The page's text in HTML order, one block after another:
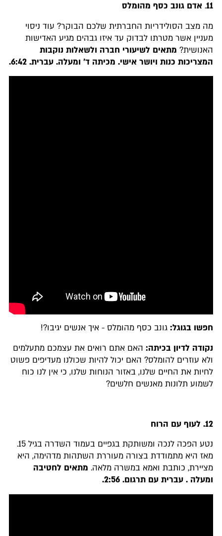
11
. אדם גונב כסף מהומלס
מה מצב הסולידריות החברתית שלכם הבוקר? עוד ניסוי
מעניין אשר מטרתו לבדוק עד איזו גבהים מגיע האדישות
האנושית? מתאים לשיעורי חברה ולשאלות נוקבות
המצריכות כנות ויושר אישי. מכיתה ד' ומעלה. עברית.
6:42.
חפשו בגוגל: גונב כסף מהומלס - איך אנשים יגיבו?!
נקודה לדיון בכיתה: האם אתם רואים את עצמכם מתעלמים
ולא עוזרים להומלס? האם יכול להיות שכולנו מעדיפים פשוט
לחיות את החיים שלנו, באזור הנוחות שלנו, כי אין לנו כוח
לשמוע תלונות מאנשים חלשים?
12. לעוף עם הרוח
נטע הפכה לנכה ומשותקת בגפיים בעמוד השדרה בגיל 15.
מאז היא מתמודדת בצורה מעוררת השתהות מדהימה, היא
מציירת, כותבת ואמא במשרה מלאה. מתאים לחטיבה
ומעלה . עברית עם תרגום. 2:56.